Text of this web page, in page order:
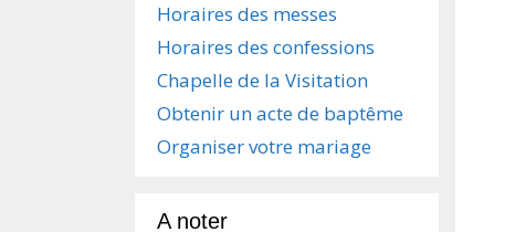
Horaires des messes
Horaires des confessions
Chapelle de la Visitation
Obtenir un acte de baptême
Organiser votre mariage
A noter